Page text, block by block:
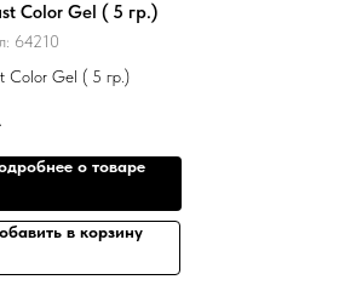
Color Gel ( 5 гр.)
64210
Color Gel ( 5 гр.)
о товаре
в корзину